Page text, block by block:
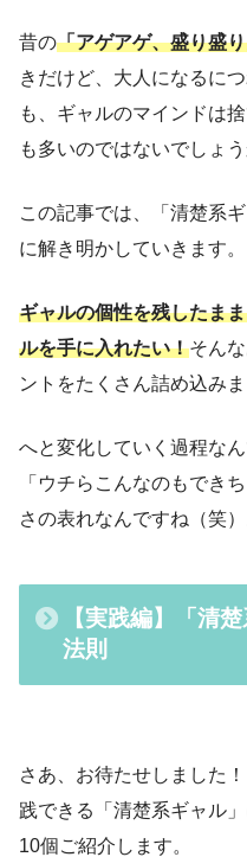
昔の「アゲアゲ、盛り盛
きだけど、大人になるに
も、ギャルのマインドは
も多いのではないでしょう
この記事では、「清楚系
に解き明かしていきます。
ギャルの個性を残したま
ルを手に入れたい！そん
ントをたくさん詰め込みま
へと変化していく過程な
「ウチらこんなのもでき
さの表れなんですね（笑）
【実践編】「清
法則
さあ、お待たせしました
践できる「清楚系ギャル
10個ご紹介します。